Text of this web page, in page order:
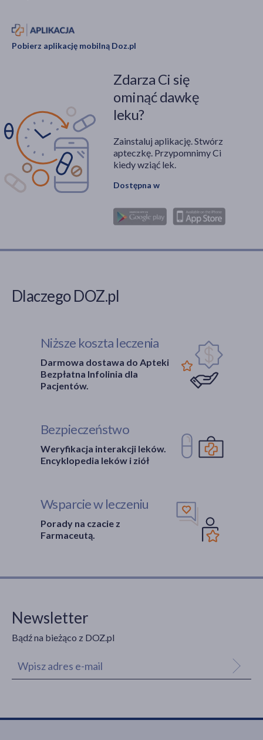
Pobierz aplikację mobilną Doz.pl
Zdarza Ci się
ominąć dawkę
leku?
Zainstaluj aplikację. Stwórz
apteczkę. Przypomnimy Ci
kiedy wziąć lek.
Dostępna w
Dlaczego DOZ.pl
Niższe koszta leczenia
Darmowa dostawa do Apteki
Bezpłatna Infolinia dla
Pacjentów.
Bezpieczeństwo
Weryfikacja interakcji leków.
Encyklopedia leków i ziół
Wsparcie w leczeniu
Porady na czacie z
Farmaceutą.
Newsletter
Bądź na bieżąco z DOZ.pl